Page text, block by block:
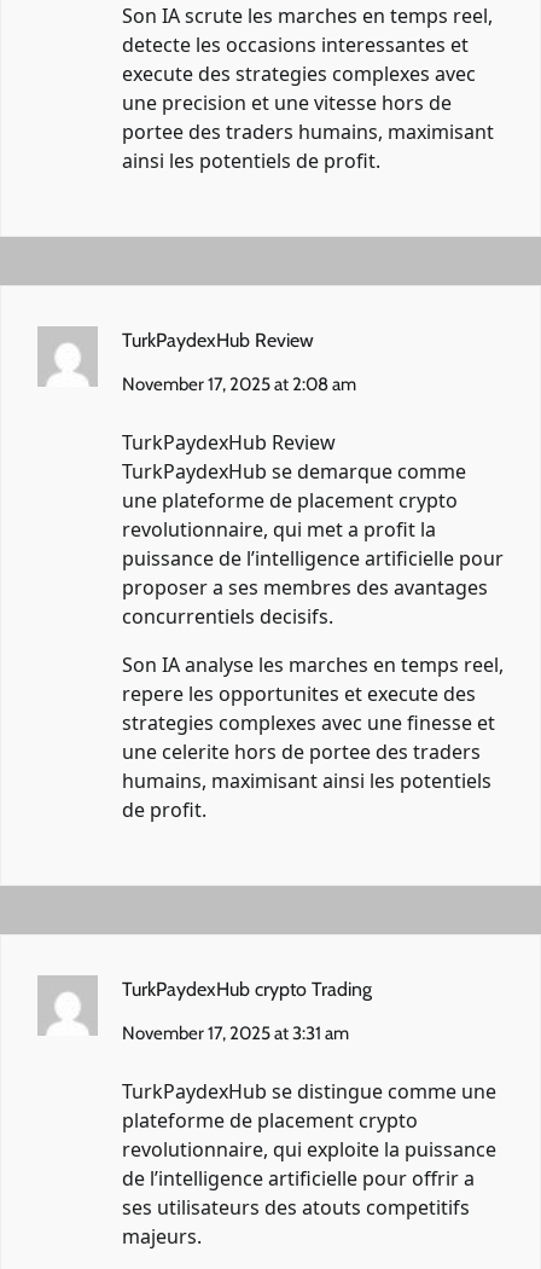
Son IA scrute les marches en temps reel,
detecte les occasions interessantes et
execute des strategies complexes avec
une precision et une vitesse hors de
portee des traders humains, maximisant
ainsi les potentiels de profit.
TurkPaydexHub Review
November 17, 2025 at 2:08 am
TurkPaydexHub Review
TurkPaydexHub se demarque comme
une plateforme de placement crypto
revolutionnaire, qui met a profit la
puissance de l’intelligence artificielle pour
proposer a ses membres des avantages
concurrentiels decisifs.
Son IA analyse les marches en temps reel,
repere les opportunites et execute des
strategies complexes avec une finesse et
une celerite hors de portee des traders
humains, maximisant ainsi les potentiels
de profit.
TurkPaydexHub crypto Trading
November 17, 2025 at 3:31 am
TurkPaydexHub se distingue comme une
plateforme de placement crypto
revolutionnaire, qui exploite la puissance
de l’intelligence artificielle pour offrir a
ses utilisateurs des atouts competitifs
majeurs.